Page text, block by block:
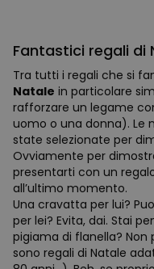
Fantastici regali di
Tra tutti i regali che si
Natale in particolare
rafforzare un legame
uomo o una donna). Le
state selezionate per
Ovviamente per
presentarti con un
all’ultimo momento.
Una cravatta per lui?
per lei? Evita, dai. Stai
pigiama di flanella? Non
sono regali di Natale